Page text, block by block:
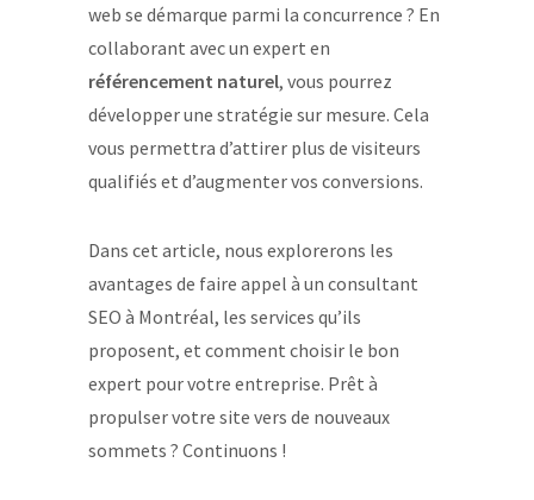
web se démarque parmi la concurrence ? En
collaborant avec un expert en
référencement naturel, vous pourrez
développer une stratégie sur mesure. Cela
vous permettra d’attirer plus de visiteurs
qualifiés et d’augmenter vos conversions.
Dans cet article, nous explorerons les
avantages de faire appel à un consultant
SEO à Montréal, les services qu’ils
proposent, et comment choisir le bon
expert pour votre entreprise. Prêt à
propulser votre site vers de nouveaux
sommets ? Continuons !